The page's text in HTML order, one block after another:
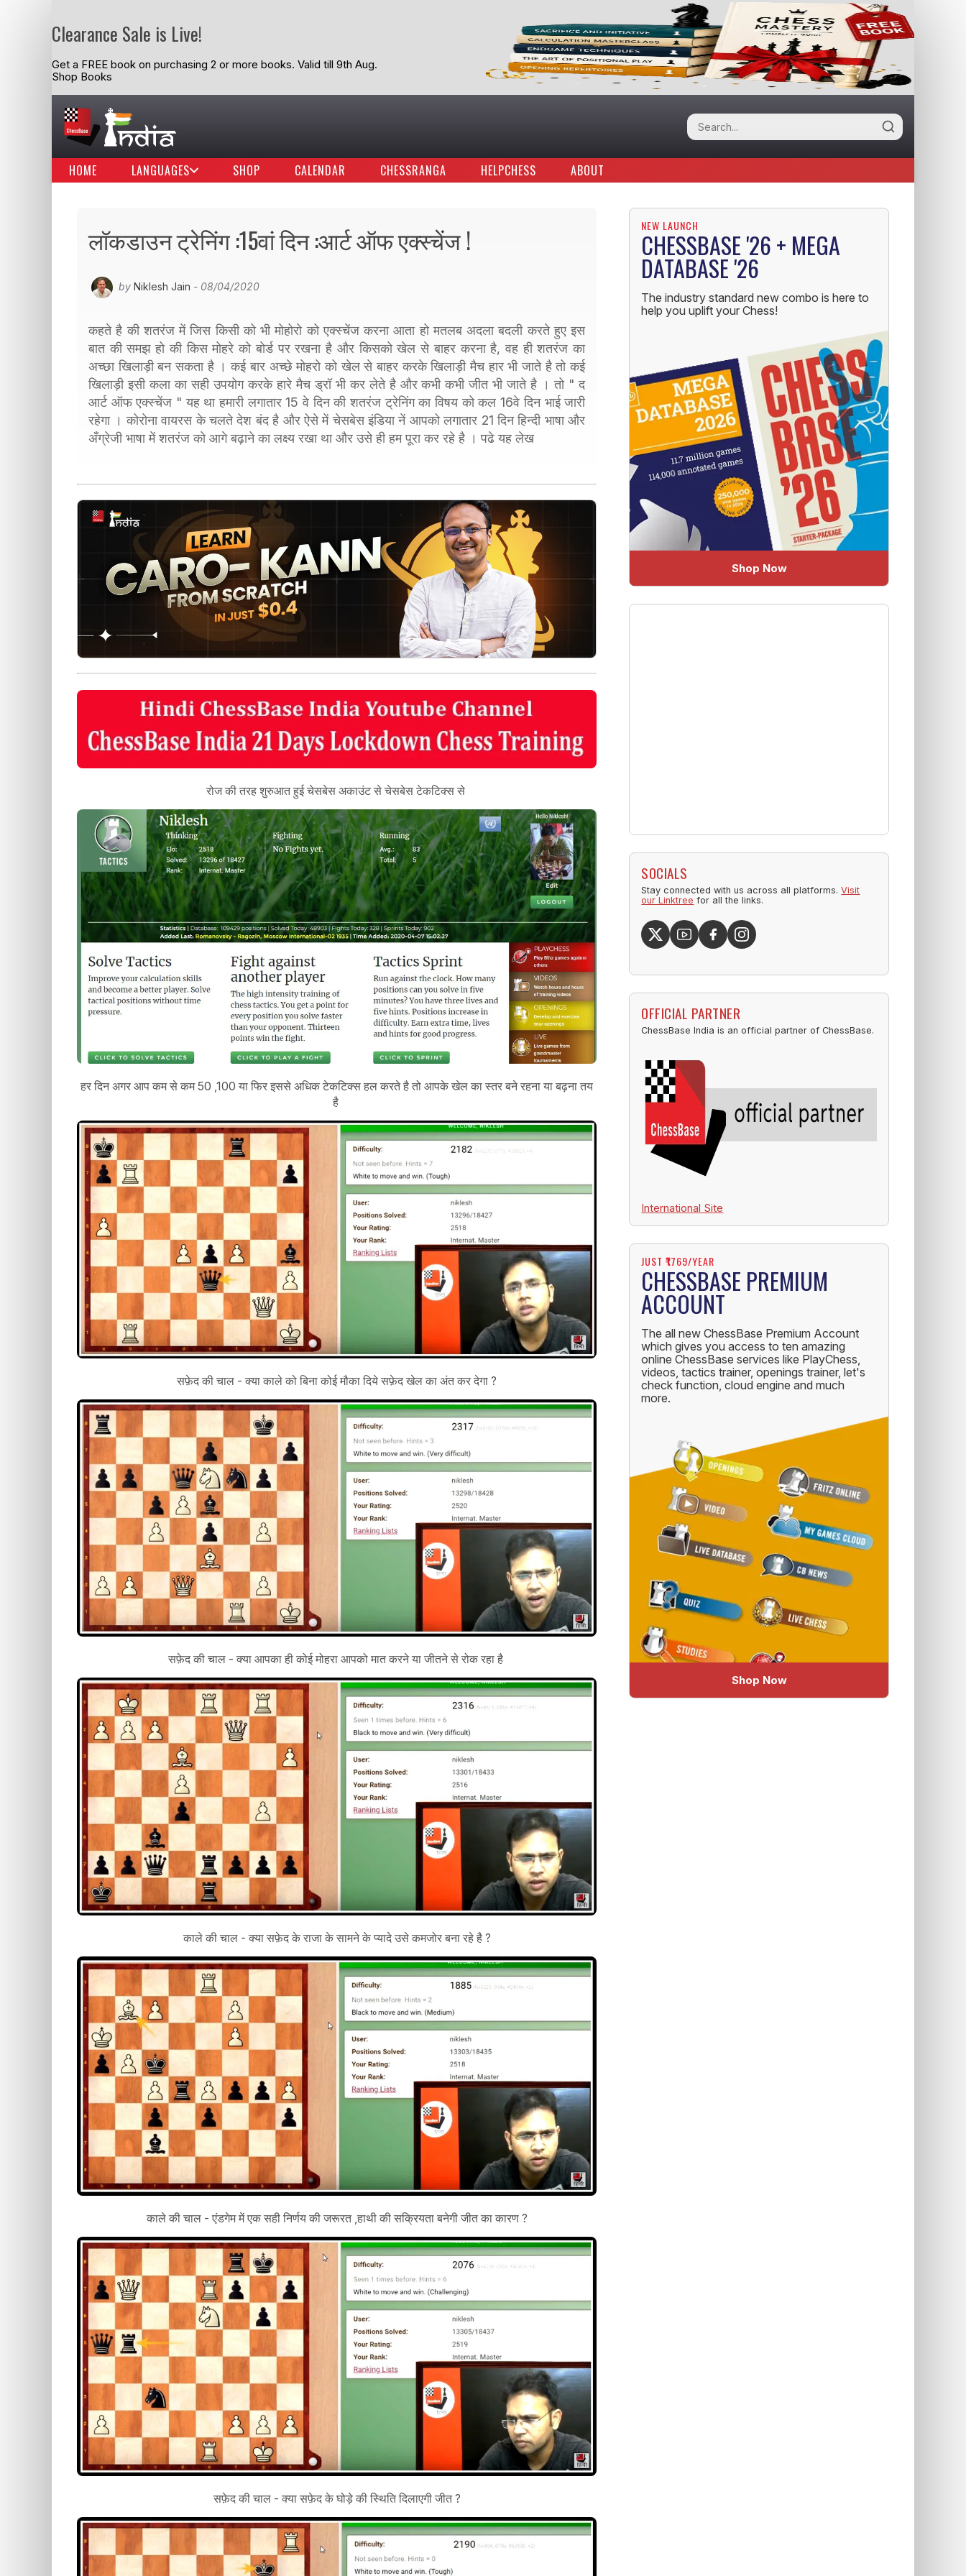
Clearance Sale is Live!
Get a FREE book on purchasing 2 or more books. Valid till 9th Aug.
Shop Books
HOME LANGUAGES SHOP CALENDAR CHESSRANGA HELPCHESS ABOUT
लॉकडाउन ट्रेनिंग :15वां दिन :आर्ट ऑफ एक्स्चेंज !
by Niklesh Jain - 08/04/2020
कहते है की शतरंज में जिस किसी को भी मोहोरो को एक्स्चेंज करना आता हो मतलब अदला बदली करते हुए इस
बात की समझ हो की किस मोहरे को बोर्ड पर रखना है और किसको खेल से बाहर करना है, वह ही शतरंज का
अच्छा खिलाड़ी बन सकता है । कई बार अच्छे मोहरो को खेल से बाहर करके खिलाड़ी मैच हार भी जाते है तो कई
खिलाड़ी इसी कला का सही उपयोग करके हारे मैच ड्रॉ भी कर लेते है और कभी कभी जीत भी जाते है । तो " द
आर्ट ऑफ एक्स्चेंज " यह था हमारी लगातार 15 वे दिन की शतरंज ट्रेनिंग का विषय को कल 16वे दिन भाई जारी
रहेगा । कोरोना वायरस के चलते देश बंद है और ऐसे में चेसबेस इंडिया नें आपको लगातार 21 दिन हिन्दी भाषा और
अँग्रेजी भाषा में शतरंज को आगे बढ़ाने का लक्ष्य रखा था और उसे ही हम पूरा कर रहे है । पढे यह लेख
रोज की तरह शुरुआत हुई चेसबेस अकाउंट से चेसबेस टेकटिक्स से
हर दिन अगर आप कम से कम 50 ,100 या फिर इससे अधिक टेकटिक्स हल करते है तो आपके खेल का स्तर बने रहना या बढ़ना तय
है
सफ़ेद की चाल - क्या काले को बिना कोई मौका दिये सफ़ेद खेल का अंत कर देगा ?
सफ़ेद की चाल - क्या आपका ही कोई मोहरा आपको मात करने या जीतने से रोक रहा है
काले की चाल - क्या सफ़ेद के राजा के सामने के प्यादे उसे कमजोर बना रहे है ?
काले की चाल - एंडगेम में एक सही निर्णय की जरूरत ,हाथी की सक्रियता बनेगी जीत का कारण ?
सफ़ेद की चाल - क्या सफ़ेद के घोड़े की स्थिति दिलाएगी जीत ?
NEW LAUNCH
CHESSBASE '26 + MEGA
DATABASE '26
The industry standard new combo is here to
help you uplift your Chess!
Shop Now
SOCIALS
Stay connected with us across all platforms.Visit
our Linktree for all the links.
OFFICIAL PARTNER
ChessBase India is an official partner of ChessBase.
International Site
JUST ₹1769/YEAR
CHESSBASE PREMIUM
ACCOUNT
The all new ChessBase Premium Account
which gives you access to ten amazing
online ChessBase services like PlayChess,
videos, tactics trainer, openings trainer, let's
check function, cloud engine and much
more.
Shop Now